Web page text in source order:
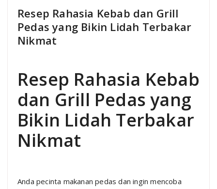
Resep Rahasia Kebab dan Grill
Pedas yang Bikin Lidah Terbakar
Nikmat
Resep Rahasia Kebab
dan Grill Pedas yang
Bikin Lidah Terbakar
Nikmat
Anda pecinta makanan pedas dan ingin mencoba